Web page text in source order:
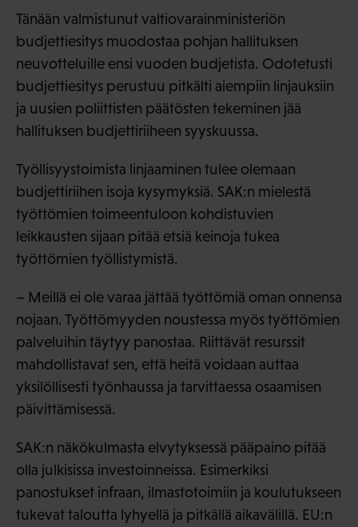
Tänään valmistunut valtiovarainministeriön
budjettiesitys muodostaa pohjan hallituksen
neuvotteluille ensi vuoden budjetista. Odotetusti
budjettiesitys perustuu pitkälti aiempiin linjauksiin
ja uusien poliittisten päätösten tekeminen jää
hallituksen budjettiriiheen syyskuussa.
Työllisyystoimista linjaaminen tulee olemaan
budjettiriihen isoja kysymyksiä. SAK:n mielestä
työttömien toimeentuloon kohdistuvien
leikkausten sijaan pitää etsiä keinoja tukea
työttömien työllistymistä.
– Meillä ei ole varaa jättää työttömiä oman onnensa
nojaan. Työttömyyden noustessa myös työttömien
palveluihin täytyy panostaa. Riittävät resurssit
mahdollistavat sen, että heitä voidaan auttaa
yksilöllisesti työnhaussa ja tarvittaessa osaamisen
päivittämisessä.
SAK:n näkökulmasta elvytyksessä pääpaino pitää
olla julkisissa investoinneissa. Esimerkiksi
panostukset infraan, ilmastotoimiin ja koulutukseen
tukevat taloutta lyhyellä ja pitkällä aikavälillä. EU:n